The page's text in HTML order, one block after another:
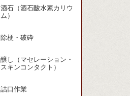
酒石（酒石酸水素カリウ
ム）
除梗・破砕
醸し（マセレーション・
スキンコンタクト）
詰口作業